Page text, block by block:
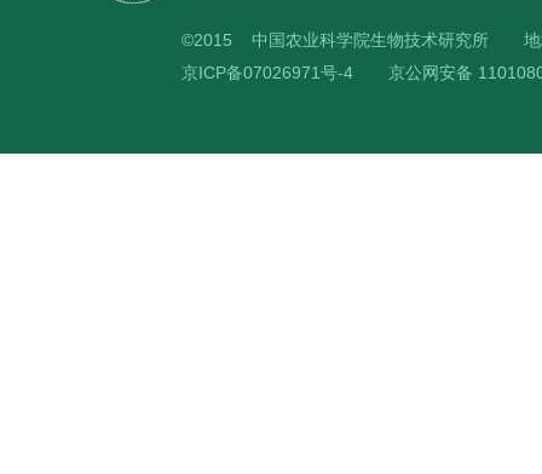
©2015 中国农业科学院生物技术研究所
京ICP备07026971号-4
京公网安备